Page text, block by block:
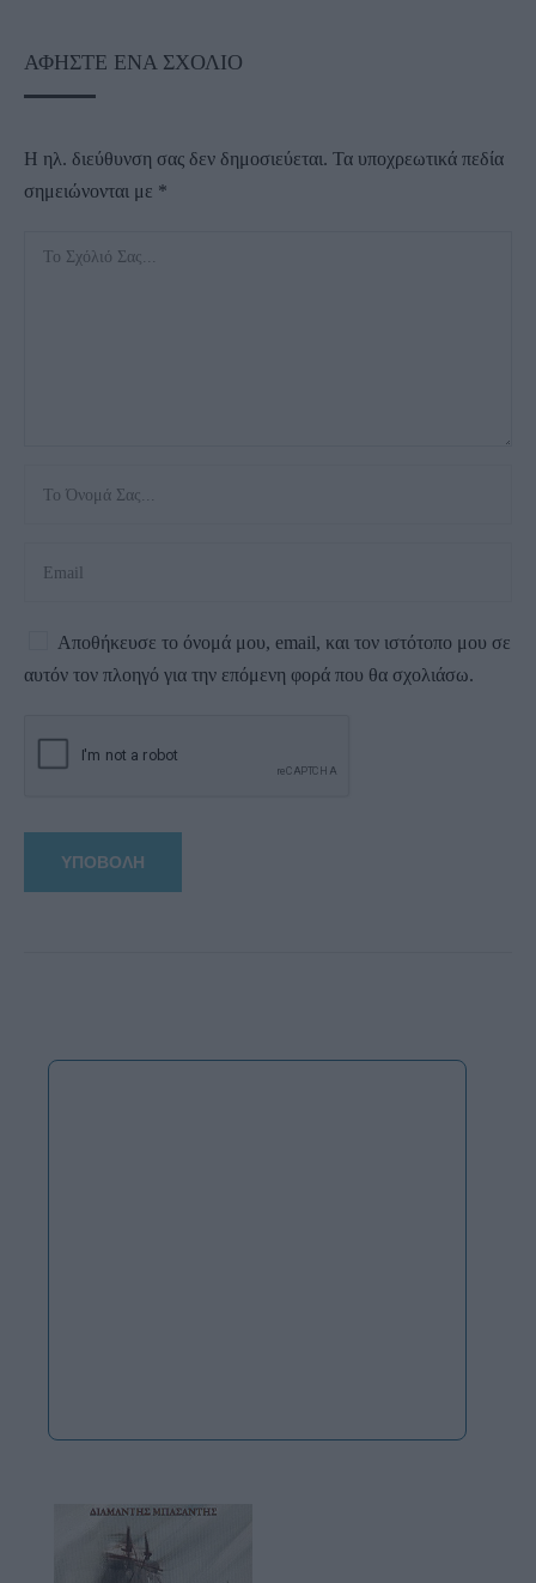
ΑΦΉΣΤΕ ΈΝΑ ΣΧΌΛΙΟ
Η ηλ. διεύθυνση σας δεν δημοσιεύεται. Τα υποχρεωτικά πεδία
σημειώνονται με *
Αποθήκευσε το όνομά μου, email, και τον ιστότοπο μου σε
αυτόν τον πλοηγό για την επόμενη φορά που θα σχολιάσω.